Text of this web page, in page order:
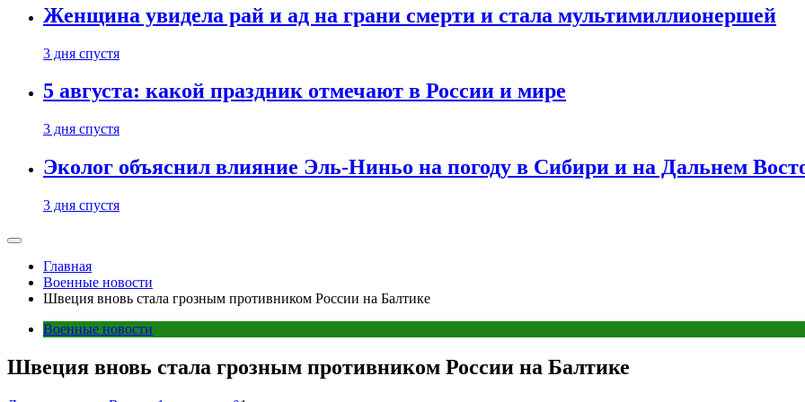
Женщина увидела рай и ад на грани смерти и стала мультимиллионершей
3 дня спустя
5 августа: какой праздник отмечают в России и мире
3 дня спустя
Эколог объяснил влияние Эль-Ниньо на погоду в Сибири и на Дальнем
3 дня спустя
Главная
Военные новости
Швеция вновь стала грозным противником России на Балтике
Военные новости
Швеция вновь стала грозным противником России на Балтике